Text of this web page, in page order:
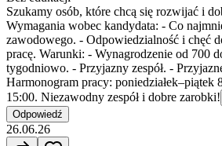
Szukamy osób, które chcą się rozwijać i
Wymagania wobec kandydata: - Co
zawodowego. - Odpowiedzialność i chęć
pracę. Warunki: - Wynagrodzenie od 700
tygodniowo. - Przyjazny zespół. -
Harmonogram pracy: poniedziałek–piątek
15:00. Niezawodny zespół i dobre zarobki!
Odpowiedź
26.06.26